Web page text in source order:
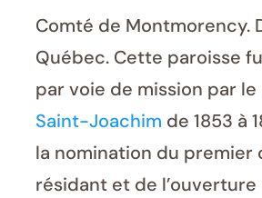
Comté de Montmorency.
Québec. Cette paroisse
par voie de mission par
Saint-Joachim de 1853 à
la nomination du premier
résidant et de l’ouverture